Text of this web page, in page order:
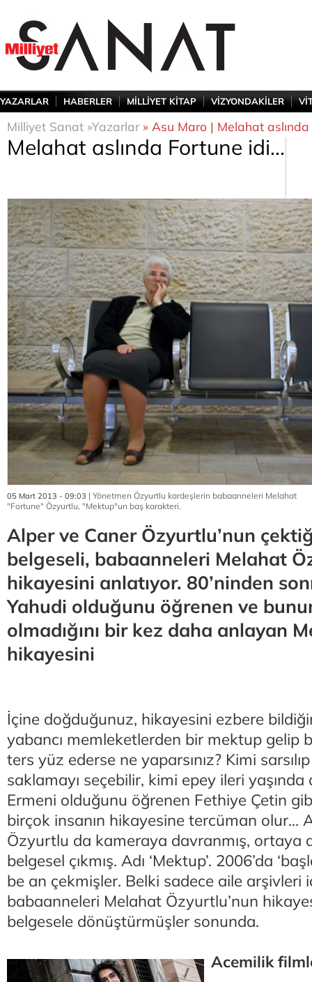
YAZARLAR HABERLER MİLLİYET KİTAP VİZYONDAKİLER
Milliyet Sanat »Yazarlar» Asu Maro | Melahat aslında
Melahat aslında Fortune idi...
05 Mart 2013 - 09:03 | Yönetmen Özyurtlu kardeşlerin babaanneleri Melahat
"Fortune" Özyurtlu, "Mektup"un baş karakteri.
Alper ve Caner Özyurtlu’nun
belgeseli, babaanneleri Melahat
hikayesini anlatıyor. 80’ninden
Yahudi olduğunu öğrenen ve
olmadığını bir kez daha anlayan
hikayesini
İçine doğduğunuz, hikayesini ezbere
yabancı memleketlerden bir mektup gelip
ters yüz ederse ne yaparsınız? Kimi sarsılıp
saklamayı seçebilir, kimi epey ileri
Ermeni olduğunu öğrenen Fethiye Çetin
birçok insanın hikayesine tercüman olur...
Özyurtlu da kameraya davranmış, ortaya
belgesel çıkmış. Adı ‘Mektup’. 2006’da
be an çekmişler. Belki sadece aile arşivleri
babaanneleri Melahat Özyurtlu’nun
belgesele dönüştürmüşler sonunda.
Acemilik